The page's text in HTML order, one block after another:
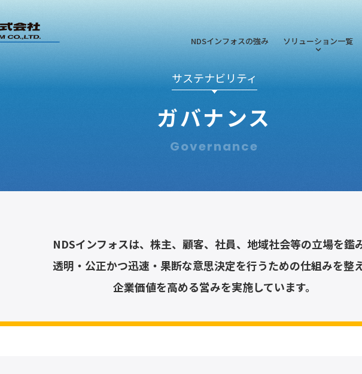
NDSインフォスの強み ソリューション一覧
サステナビリティ
ガバナンス
Governance
NDSインフォスは、株主、顧客、社員、地域社会等の立場を鑑み
透明・公正かつ迅速・果断な意思決定を行うための仕組みを整え
企業価値を高める営みを実施しています。